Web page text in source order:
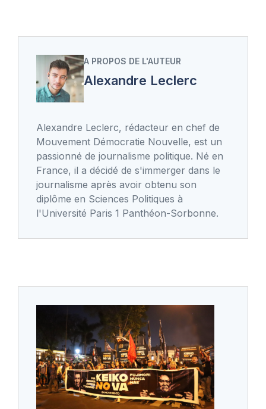
A PROPOS DE L'AUTEUR
Alexandre Leclerc
Alexandre Leclerc, rédacteur en chef de
Mouvement Démocratie Nouvelle, est un
passionné de journalisme politique. Né en
France, il a décidé de s'immerger dans le
journalisme après avoir obtenu son
diplôme en Sciences Politiques à
l'Université Paris 1 Panthéon-Sorbonne.